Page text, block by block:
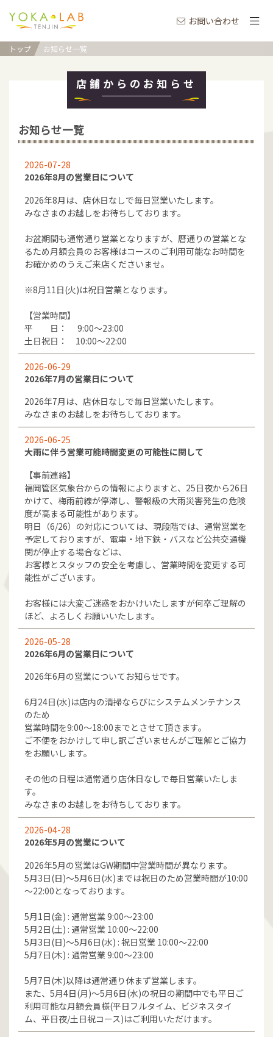
お問い合わせ
トップ お知らせ一覧
店舗からのお知らせ
お知らせ一覧
2026-07-28
2026年8月の営業日について
2026年8月は、店休日なしで毎日営業いたします。
みなさまのお越しをお待ちしております。
お盆期間も通常通り営業となりますが、暦通りの営業とな
るため月額会員のお客様はコースのご利用可能なお時間を
お確かめのうえご来店くださいませ。
※8月11日(火)は祝日営業となります。
【営業時間】
平 日： 9:00～23:00
土日祝日： 10:00～22:00
2026-06-29
2026年7月の営業日について
2026年7月は、店休日なしで毎日営業いたします。
みなさまのお越しをお待ちしております。
2026-06-25
大雨に伴う営業可能時間変更の可能性に関して
【事前連絡】
福岡管区気象台からの情報によりますと、25日夜から26日
かけて、梅雨前線が停滞し、警報級の大雨災害発生の危険
度が高まる可能性があります。
明日（6/26）の対応については、現段階では、通常営業を
予定しておりますが、電車・地下鉄・バスなど公共交通機
関が停止する場合などは、
お客様とスタッフの安全を考慮し、営業時間を変更する可
能性がございます。
お客様には大変ご迷惑をおかけいたしますが何卒ご理解の
ほど、よろしくお願いいたします。
2026-05-28
2026年6月の営業日について
2026年6月の営業についてお知らせです。
6月24日(水)は店内の清掃ならびにシステムメンテナンス
のため
営業時間を9:00～18:00までとさせて頂きます。
ご不便をおかけして申し訳ございませんがご理解とご協力
をお願いします。
その他の日程は通常通り店休日なしで毎日営業いたしま
す。
みなさまのお越しをお待ちしております。
2026-04-28
2026年5月の営業について
2026年5月の営業はGW期間中営業時間が異なります。
5月3日(日)～5月6日(水)までは祝日のため営業時間が10:00
～22:00となっております。
5月1日(金) : 通常営業 9:00～23:00
5月2日(土) : 通常営業 10:00～22:00
5月3日(日)～5月6日(水) : 祝日営業 10:00～22:00
5月7日(木) : 通常営業 9:00～23:00
5月7日(木)以降は通常通り休まず営業します。
また、5月4日(月)～5月6日(水)の祝日の期間中でも平日ご
利用可能な月額会員様(平日フルタイム、ビジネスタイ
ム、平日夜/土日祝コース)はご利用いただけます。